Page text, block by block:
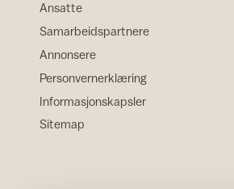
Ansatte
Samarbeidspartnere
Annonsere
Personvernerklæring
Informasjonskapsler
Sitemap